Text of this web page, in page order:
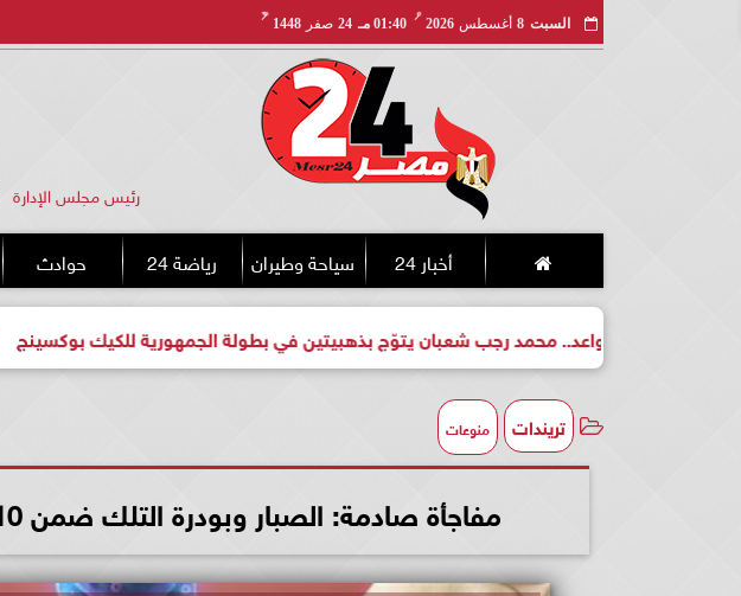
السبت 8 أغسطس 2026
مـ
01:40 مـ 24 صفر 1448
هـ
رئيس مجلس الإدارة
أخبار 24 سياحة وطيران رياضة 24 حوادث
لبطل واعد.. محمد رجب شعبان يتوّج بذهبيتين في بطولة الجمهورية للكيك بوكسينج
تريندات منوعات
مفاجأة صادمة: الصبار وبودرة التلك ضمن 10 مواد تسبب السرطان